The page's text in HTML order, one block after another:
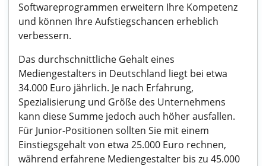
Softwareprogrammen erweitern Ihre Kompetenz
und können Ihre Aufstiegschancen erheblich
verbessern.
Das durchschnittliche Gehalt eines
Mediengestalters in Deutschland liegt bei etwa
34.000 Euro jährlich. Je nach Erfahrung,
Spezialisierung und Größe des Unternehmens
kann diese Summe jedoch auch höher ausfallen.
Für Junior-Positionen sollten Sie mit einem
Einstiegsgehalt von etwa 25.000 Euro rechnen,
während erfahrene Mediengestalter bis zu 45.000